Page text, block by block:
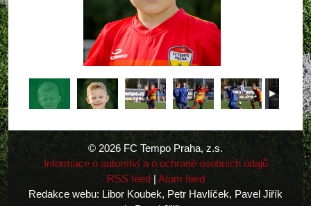
© 2026 FC Tempo Praha, z.s.
Informace o autorství a o ochraně osobních údajů
RSS feed
Atom feed
Redakce webu: Libor Koubek, Petr Havlíček, Pavel Jiřík